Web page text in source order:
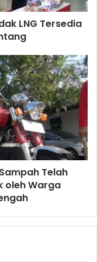
tersebut diberikan
Badak LNG Didik
digelar pada
LNG Tersedia
Telah
oleh Warga